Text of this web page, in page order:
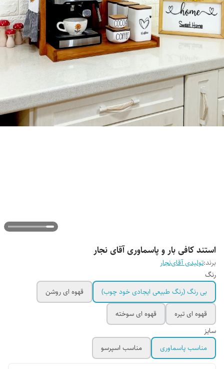
استند کافی بار و پاسماوری آقای نجار
برند:تولیدی آقای‌نجار
رنگ
بی رنگ (رنگ طبیعی ایجادی خود چوب)
قهوه ای روشن
قهوه ای تیره
قهوه ای سوخته
سایز
مناسب پاسماوری
مناسب اسپرسو